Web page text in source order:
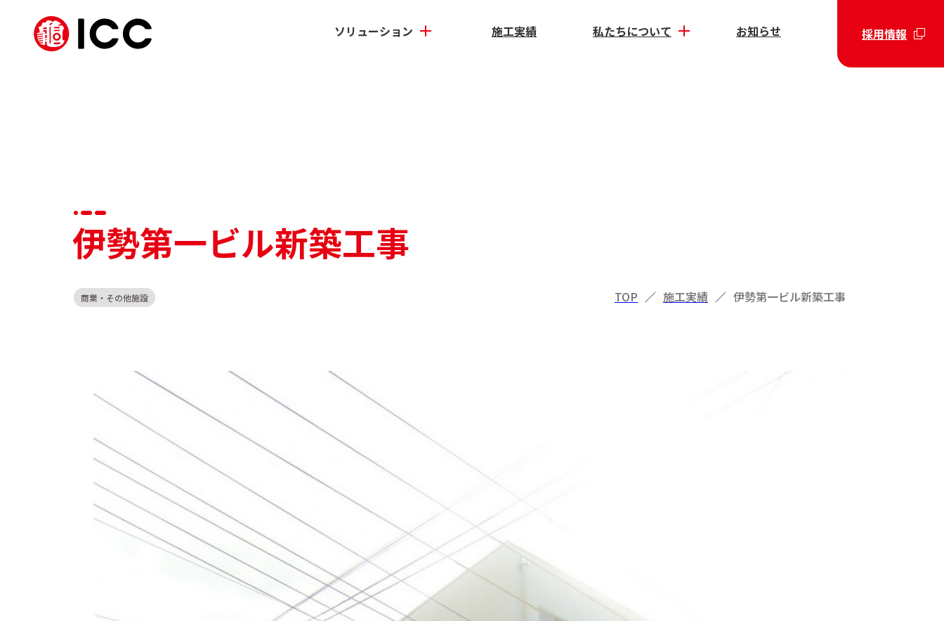
ソリューション 施工実績 私たちについて お知らせ 採用情報
伊勢第一ビル新築工事
商業・その他施設 TOP ／ 施工実績 ／ 伊勢第一ビル新築工事